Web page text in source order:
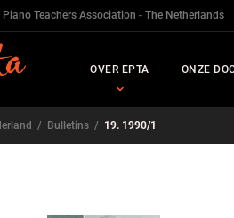
Piano Teachers Association - The Netherlands
OVER EPTA ONZE
/ Bulletins / 19. 1990/1